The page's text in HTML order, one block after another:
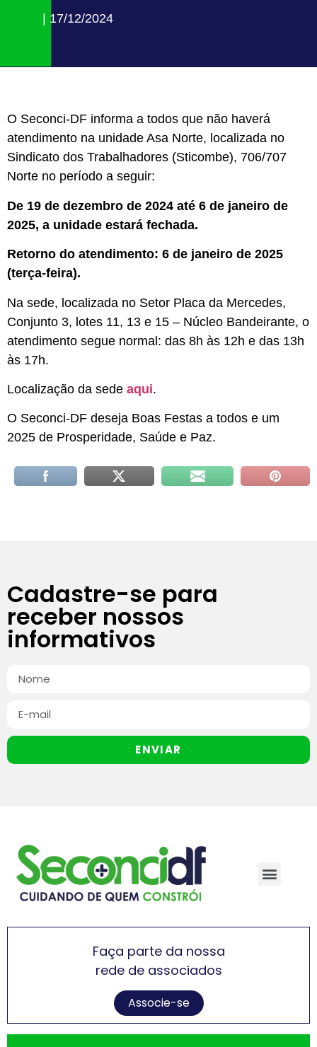
| 17/12/2024
O Seconci-DF informa a todos que não haverá
atendimento na unidade Asa Norte, localizada no
Sindicato dos Trabalhadores (Sticombe), 706/707
Norte no período a seguir:
De 19 de dezembro de 2024 até 6 de janeiro de
2025, a unidade estará fechada.
Retorno do atendimento: 6 de janeiro de 2025
(terça-feira).
Na sede, localizada no Setor Placa da Mercedes,
Conjunto 3, lotes 11, 13 e 15 – Núcleo Bandeirante, o
atendimento segue normal: das 8h às 12h e das 13h
às 17h.
Localização da sede aqui.
O Seconci-DF deseja Boas Festas a todos e um
2025 de Prosperidade, Saúde e Paz.
Cadastre-se para
receber nossos
informativos
ENVIAR
Faça parte da nossa
rede de associados
Associe-se